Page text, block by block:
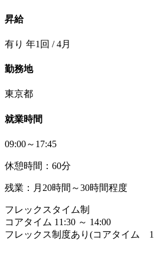
昇給
有り 年1回 / 4月
勤務地
東京都
就業時間
09:00～17:45
休憩時間：60分
残業：月20時間～30時間程度
フレックスタイム制
コアタイム 11:30 ～ 14:00
フレックス制度あり(コアタイム